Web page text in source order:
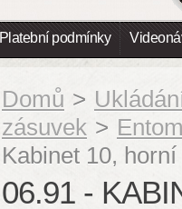
Platební podmínky
Domů >
zásuvek >
Kabinet 10,
06.91 -